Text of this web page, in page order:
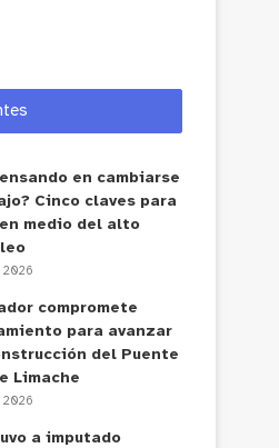
en cambiarse
Cinco claves para
medio del alto
2026
compromete
para avanzar
del Puente
Limache
2026
a imputado